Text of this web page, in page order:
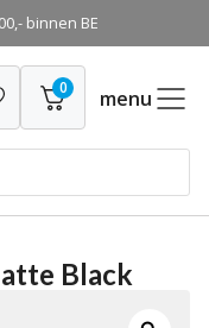
binnen BE
0 menu
Black